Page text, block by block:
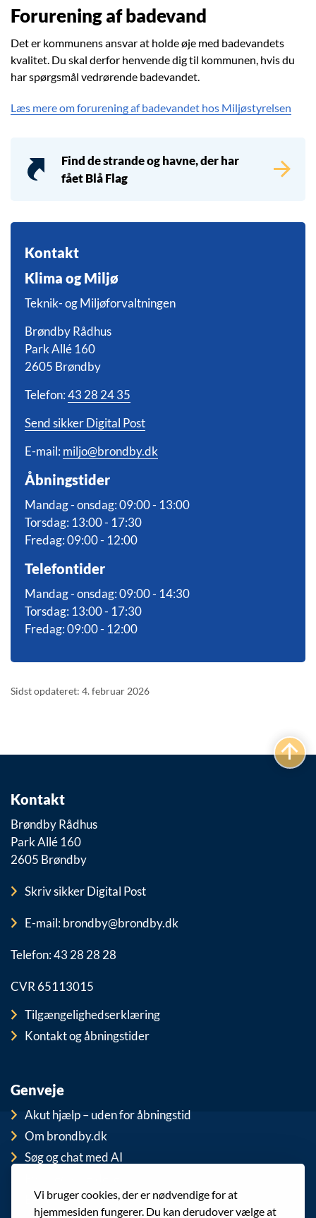
Vi bruger cookies, der er nødvendige for at
hjemmesiden fungerer. Du kan derudover vælge at
Forurening af badevand
Det er kommunens ansvar at holde øje med badevandets
kvalitet. Du skal derfor henvende dig til kommunen, hvis du
har spørgsmål vedrørende badevandet.
Læs mere om forurening af badevandet hos Miljøstyrelsen
Find de strande og havne, der har
fået Blå Flag
Kontakt
Klima og Miljø
Teknik- og Miljøforvaltningen
Brøndby Rådhus
Park Allé 160
2605 Brøndby
Telefon:43 28 24 35
Send sikker Digital Post
E-mail: miljo@brondby.dk
Åbningstider
Mandag - onsdag: 09:00 - 13:00
Torsdag: 13:00 - 17:30
Fredag: 09:00 - 12:00
Telefontider
Mandag - onsdag: 09:00 - 14:30
Torsdag: 13:00 - 17:30
Fredag: 09:00 - 12:00
Sidst opdateret: 4. februar 2026
Kontakt
Brøndby Rådhus
Park Allé 160
2605 Brøndby
Skriv sikker Digital Post
E-mail: brondby@brondby.dk
Telefon: 43 28 28 28
CVR 65113015
Tilgængelighedserklæring
Kontakt og åbningstider
Genveje
Akut hjælp – uden for åbningstid
Om brondby.dk
Søg og chat med AI
EAN-numre